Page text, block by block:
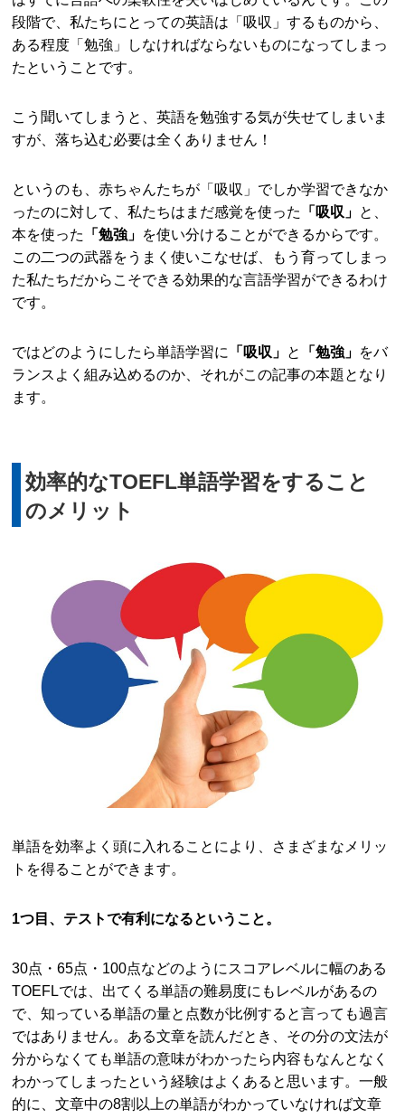
段階で、私たちにとっての英語は「吸収」するものから、
ある程度「勉強」しなければならないものになってしまっ
たということです。
こう聞いてしまうと、英語を勉強する気が失せてしまいま
すが、落ち込む必要は全くありません！
というのも、赤ちゃんたちが「吸収」でしか学習できなか
ったのに対して、私たちはまだ感覚を使った
「吸収」 と、
本を使った
「勉強」 を使い分けることができるからです。
この二つの武器をうまく使いこなせば、もう育ってしまっ
た私たちだからこそできる効果的な言語学習ができるわけ
です。
ではどのようにしたら単語学習に 「吸収」 と 「勉強」 をバ
ランスよく組み込めるのか、それがこの記事の本題となり
ます。
効率的なTOEFL単語学習をすること
のメリット
単語を効率よく頭に入れることにより、さまざまなメリッ
トを得ることができます。
1つ目、テストで有利になるということ。
30点・65点・100点などのようにスコアレベルに幅のある
TOEFLでは、出てくる単語の難易度にもレベルがあるの
で、知っている単語の量と点数が比例すると言っても過言
ではありません。ある文章を読んだとき、その分の文法が
分からなくても単語の意味がわかったら内容もなんとなく
わかってしまったという経験はよくあると思います。一般
的に、文章中の8割以上の単語がわかっていなければ文章